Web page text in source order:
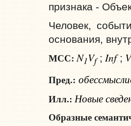
признака -
Человек,
основания,
МСС: N1Vf; Inf; V
Пред.:
Илл.: Новые
Образные